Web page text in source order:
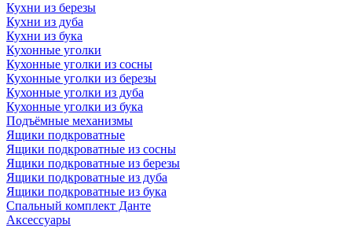
Кухни из березы
Кухни из дуба
Кухни из бука
Кухонные уголки
Кухонные уголки из сосны
Кухонные уголки из березы
Кухонные уголки из дуба
Кухонные уголки из бука
Подъёмные механизмы
Ящики подкроватные
Ящики подкроватные из сосны
Ящики подкроватные из березы
Ящики подкроватные из дуба
Ящики подкроватные из бука
Спальный комплект Данте
Аксессуары